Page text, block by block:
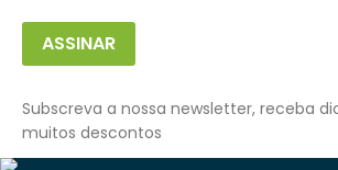
ASSINAR
Subscreva a nossa newsletter, receba
muitos descontos